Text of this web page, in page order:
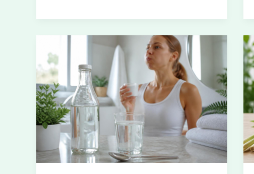
ses
de
grand-
mère
:
astuces
naturelles
efficaces